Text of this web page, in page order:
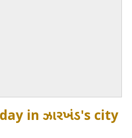
in ઝારખંડ's city